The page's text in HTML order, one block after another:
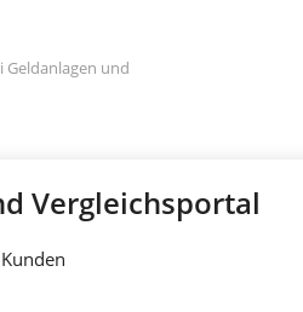
Geldanlagen und
Vergleichsportal